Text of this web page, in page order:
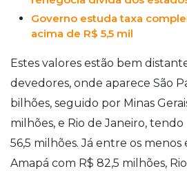
Governo estuda taxa
acima de R$ 5,5 mil
Estes valores estão bem
devedores, onde aparece São
bilhões, seguido por Minas
milhões, e Rio de Janeiro, tendo
56,5 milhões. Já entre os menos
Amapá com R$ 82,5 milhões,